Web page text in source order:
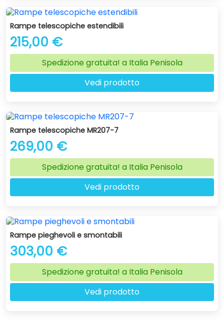
Rampe telescopiche estendibili
215,00 €
Spedizione gratuita! a Italia Penisola
Vedi prodotto
Rampe telescopiche MR207-7
269,00 €
Spedizione gratuita! a Italia Penisola
Vedi prodotto
Rampe pieghevoli e smontabili
303,00 €
Spedizione gratuita! a Italia Penisola
Vedi prodotto